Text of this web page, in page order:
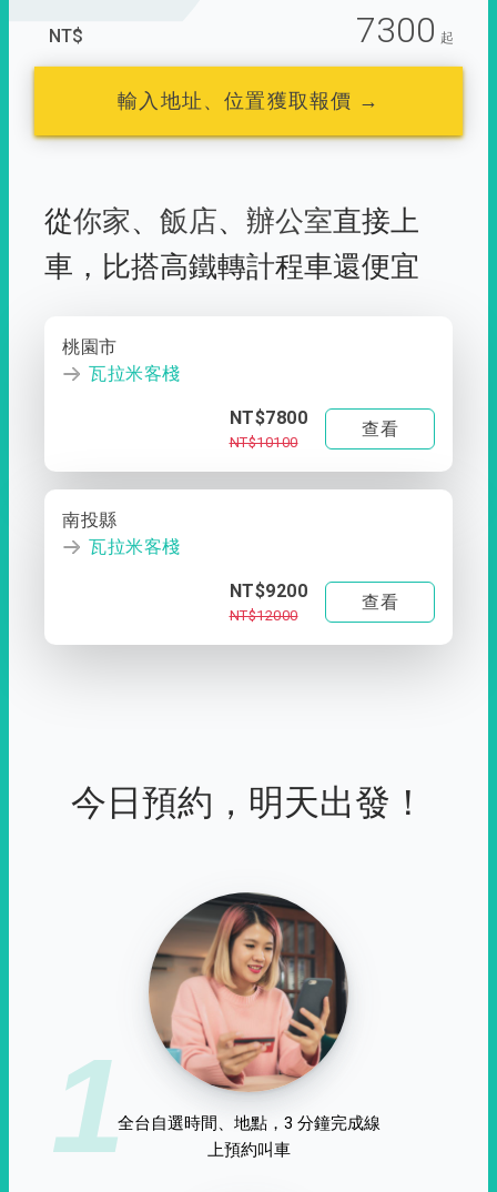
NT$ 7300 起
輸入地址、位置獲取報價 →
從你家、 飯店、 辦公室直接上
車， 比搭高鐵轉計程車還便宜
桃園市
瓦拉米客棧
NT$7800
NT$10100
查看
南投縣
瓦拉米客棧
NT$9200
NT$12000
查看
今日預約，明天出發！
1全台自選時間、地點，3 分鐘完成線
上預約叫車